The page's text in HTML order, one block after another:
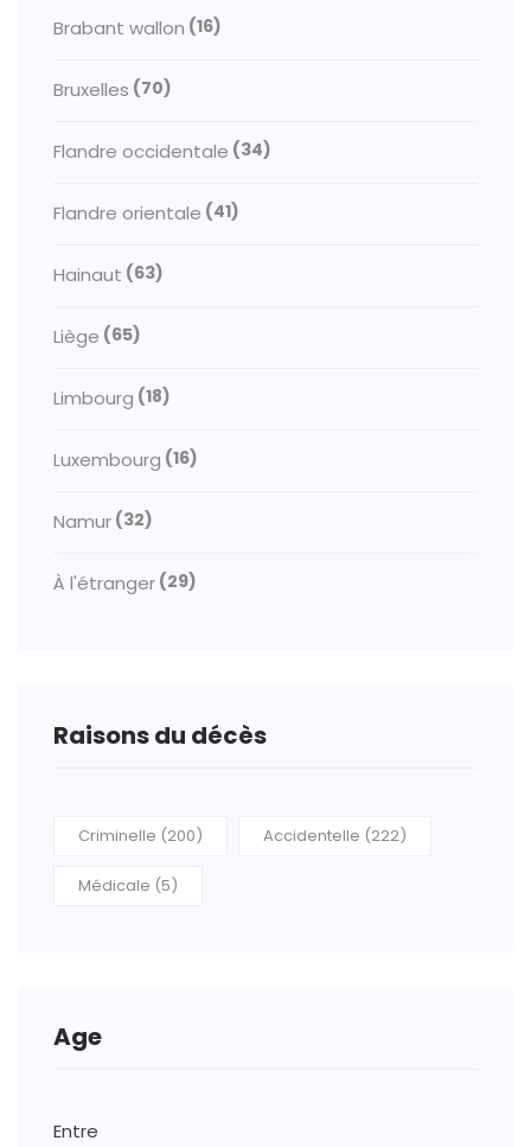
Brabant wallon (16)
Bruxelles (70)
Flandre occidentale (34)
Flandre orientale (41)
Hainaut (63)
Liège (65)
Limbourg (18)
Luxembourg (16)
Namur (32)
À l'étranger (29)
Raisons du décès
Criminelle (200) Accidentelle (222)
Médicale (5)
Age
Entre